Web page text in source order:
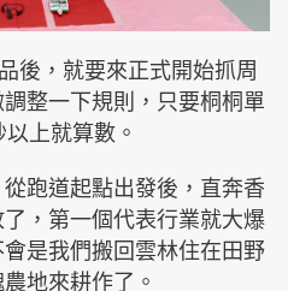
後，就要來正式開始抓周
整一下規則，只要桐桐單
上就算數。
跑道起點出發後，直奔香
，第一個代表行業就大爆
是我們搬回雲林住在田野
地來耕作了。